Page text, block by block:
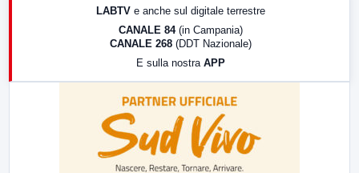
LABTV e anche sul digitale terrestre
CANALE 84 (in Campania)
CANALE 268 (DDT Nazionale)
E sulla nostra APP